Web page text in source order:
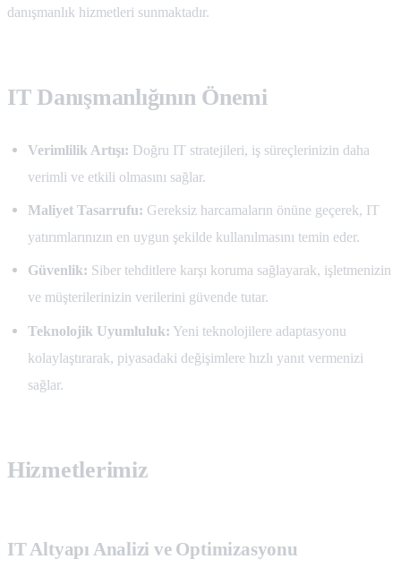
danışmanlık hizmetleri sunmaktadır.
IT Danışmanlığının Önemi
Verimlilik Artışı: Doğru IT stratejileri, iş süreçlerinizin daha
verimli ve etkili olmasını sağlar.
Maliyet Tasarrufu: Gereksiz harcamaların önüne geçerek, IT
yatırımlarınızın en uygun şekilde kullanılmasını temin eder.
Güvenlik: Siber tehditlere karşı koruma sağlayarak, işletmenizin
ve müşterilerinizin verilerini güvende tutar.
Teknolojik Uyumluluk: Yeni teknolojilere adaptasyonu
kolaylaştırarak, piyasadaki değişimlere hızlı yanıt vermenizi
sağlar.
Hizmetlerimiz
IT Altyapı Analizi ve Optimizasyonu